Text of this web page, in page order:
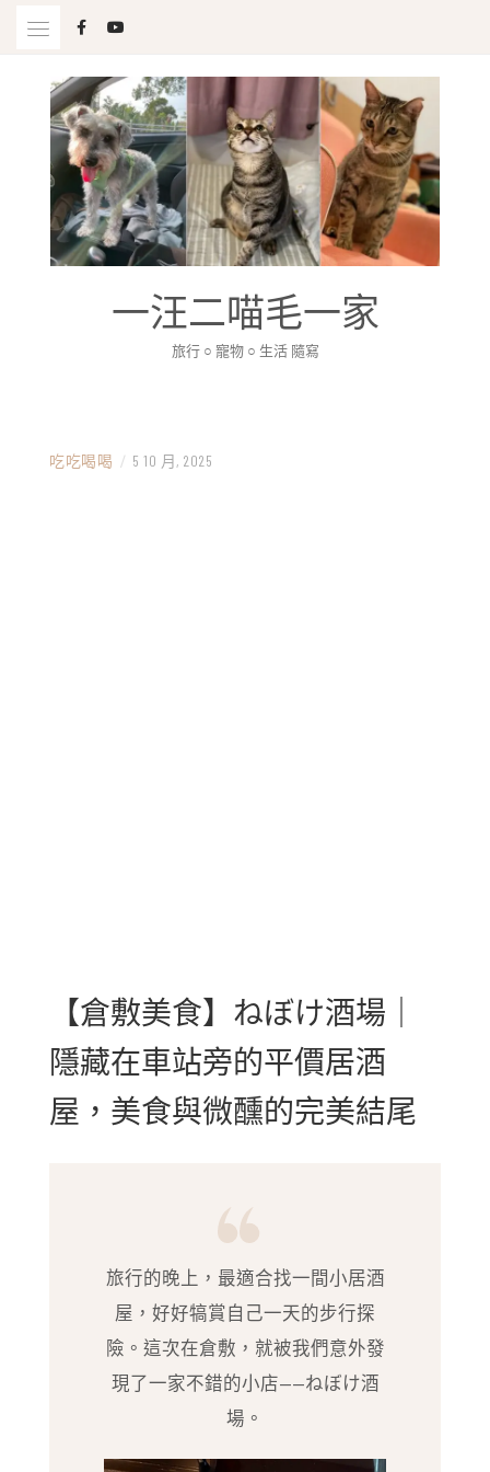
一汪二喵毛一家
旅行 ○ 寵物 ○ 生活 隨寫
吃吃喝喝 / 5 10 月, 2025
【倉敷美食】ねぼけ酒場｜
隱藏在車站旁的平價居酒
屋，美食與微醺的完美結尾
旅行的晚上，最適合找一間小居酒
屋，好好犒賞自己一天的步行探
險。這次在倉敷，就被我們意外發
現了一家不錯的小店——ねぼけ酒
場。